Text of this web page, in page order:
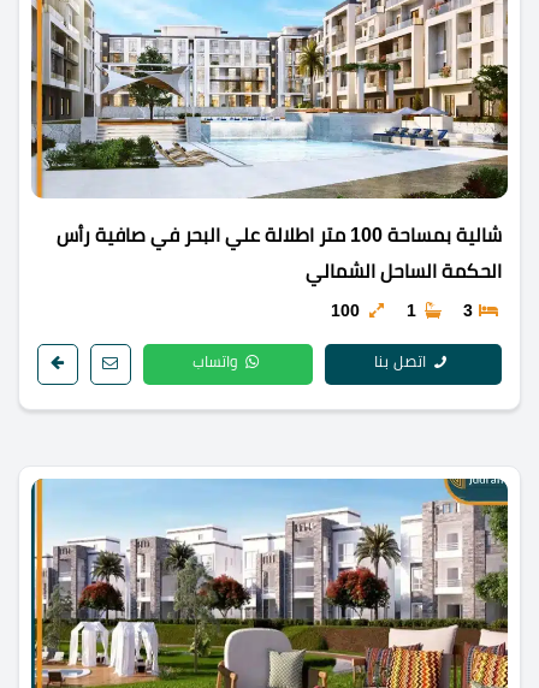
شالية بمساحة 100 متر اطلالة علي البحر في صافية رأس
الحكمة الساحل الشمالي
3
1
100
اتصل بنا واتساب